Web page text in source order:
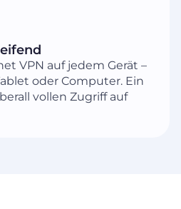
VPN auf jedem Gerät –
oder Computer. Ein
vollen Zugriff auf